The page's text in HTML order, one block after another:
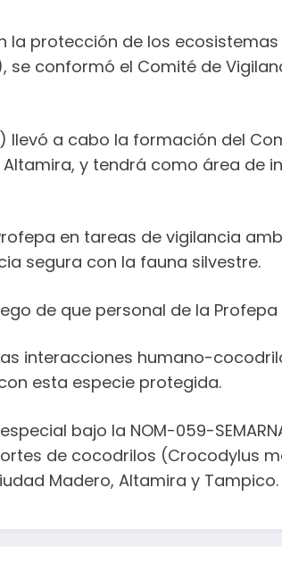
protección de los
conformó el Comité de
llevó a cabo la formación del
y tendrá como área de
en tareas de vigilancia
segura con la fauna silvestre.
de que personal de la
interacciones humano-
esta especie protegida.
bajo la NOM-059-
de cocodrilos (Crocodylus
Madero, Altamira y Tampico.